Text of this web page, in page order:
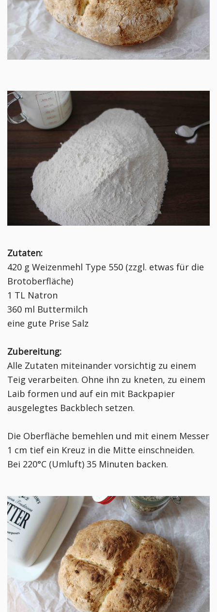
Zutaten:
420 g Weizenmehl Type 550 (zzgl. etwas für die
Brotoberfläche)
1 TL Natron
360 ml Buttermilch
eine gute Prise Salz
Zubereitung:
Alle Zutaten miteinander vorsichtig zu einem
Teig verarbeiten. Ohne ihn zu kneten, zu einem
Laib formen und auf ein mit Backpapier
ausgelegtes Backblech setzen.
Die Oberfläche bemehlen und mit einem Messer
1 cm tief ein Kreuz in die Mitte einschneiden.
Bei 220°C (Umluft) 35 Minuten backen.